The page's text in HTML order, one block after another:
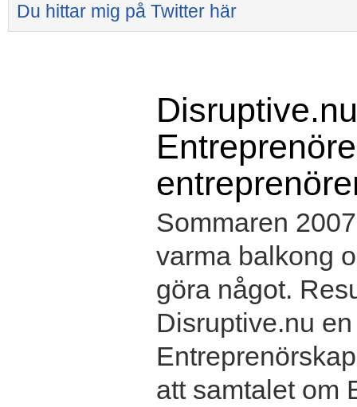
Du hittar mig på Twitter här
Sommaren
varma balkong
göra något.
Disruptive.nu
att samtalet om